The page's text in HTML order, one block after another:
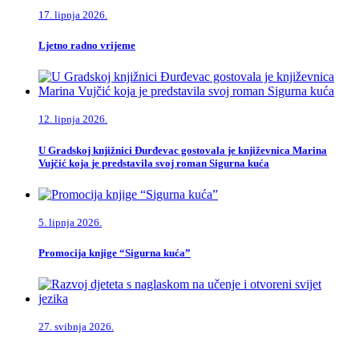
17. lipnja 2026.
Ljetno radno vrijeme
12. lipnja 2026.
U Gradskoj knjižnici Đurđevac gostovala je književnica Marina
Vujčić koja je predstavila svoj roman Sigurna kuća
5. lipnja 2026.
Promocija knjige “Sigurna kuća”
27. svibnja 2026.